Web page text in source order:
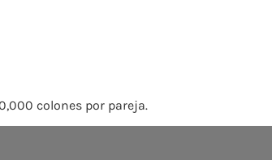
colones por pareja.